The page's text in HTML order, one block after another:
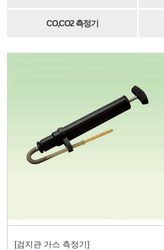
CO,CO2 측정기
[검지관 가스 측정기]